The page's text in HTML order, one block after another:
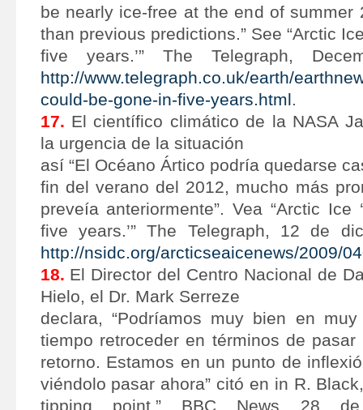
be nearly ice-free at the end of summer
than previous predictions.” See “Arctic
five years.’” The Telegraph,
http://www.telegraph.co.uk/earth/
could-be-gone-in-five-years.html.
17. El científico climático de la NASA
la urgencia de la situación
así “El Océano Ártico podría quedarse
fin del verano del 2012, mucho más
preveía anteriormente”. Vea “Arctic Ice
five years.’” The Telegraph, 12 de
http://nsidc.org/arcticseaicenews/2009/
18. El Director del Centro Nacional de
Hielo, el Dr. Mark Serreze
declara, “Podríamos muy bien en
tiempo retroceder en términos de
retorno. Estamos en un punto de
viéndolo pasar ahora” citó en in R.
tipping point.” BBC News 28